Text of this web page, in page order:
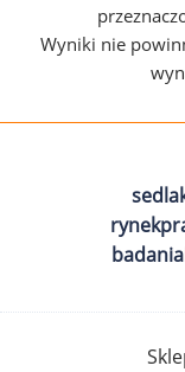
Wyniki nie
badania